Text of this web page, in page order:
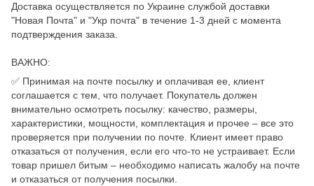
Доставка осуществляется по Украине службой доставки
"Новая Почта" и "Укр почта" в течение 1-3 дней с момента
подтверждения заказа.
ВАЖНО:
✅ Принимая на почте посылку и оплачивая ее, клиент
соглашается с тем, что получает. Покупатель должен
внимательно осмотреть посылку: качество, размеры,
характеристики, мощности, комплектация и прочее – все это
проверяется при получении по почте. Клиент имеет право
отказаться от получения, если его что-то не устраивает. Если
товар пришел битым – необходимо написать жалобу на почте
и отказаться от получения посылки.